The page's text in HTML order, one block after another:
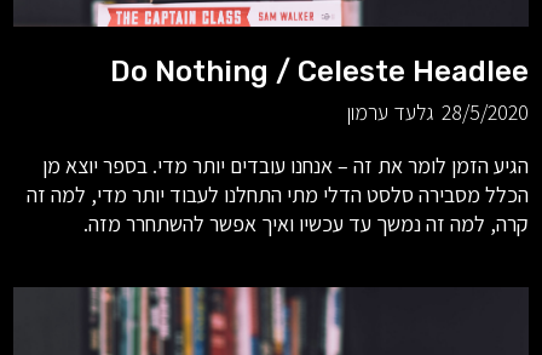
Do Nothing / Celeste Headlee
28/5/2020 גלעד ערמון
הגיע הזמן לומר את זה – אנחנו עובדים יותר מדי. בספר יוצא מן
הכלל מסבירה סלסט הדלי מתי התחלנו לעבוד יותר מדי, למה זה
קרה, למה זה נמשך עד עכשיו ואיך אפשר להשתחרר מזה.